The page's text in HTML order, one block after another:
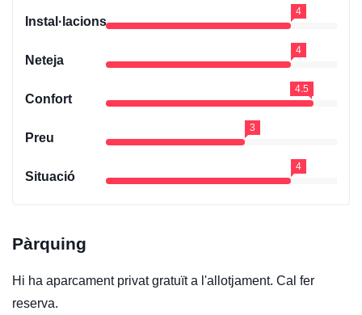
Instal·lacions
4
Neteja
4
Confort
4.5
Preu
3
Situació
4
Pàrquing
Hi ha aparcament privat gratuït a l'allotjament. Cal fer
reserva.